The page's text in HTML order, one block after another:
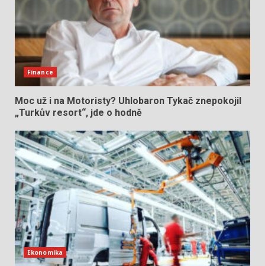
Finance
Moc už i na Motoristy? Uhlobaron Tykač znepokojil
„Turkův resort“, jde o hodně
Ekonomika